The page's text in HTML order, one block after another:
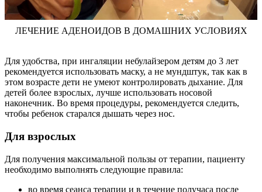
ЛЕЧЕНИЕ АДЕНОИДОВ В ДОМАШНИХ УСЛОВИЯХ
Для удобства, при ингаляции небулайзером детям до 3 лет
рекомендуется использовать маску, а не мундштук, так как в
этом возрасте дети не умеют контролировать дыхание. Для
детей более взрослых, лучше использовать носовой
наконечник. Во время процедуры, рекомендуется следить,
чтобы ребенок старался дышать через нос.
Для взрослых
Для получения максимальной пользы от терапии, пациенту
необходимо выполнять следующие правила:
во время сеанса терапии и в течение получаса после